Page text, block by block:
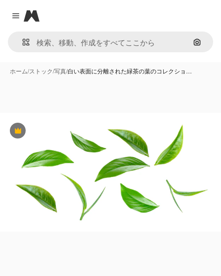
Close menu
Magnific
画像で
ホーム/ストック/写真/白い表面に分離された緑茶の葉のコレクショ…
Premium